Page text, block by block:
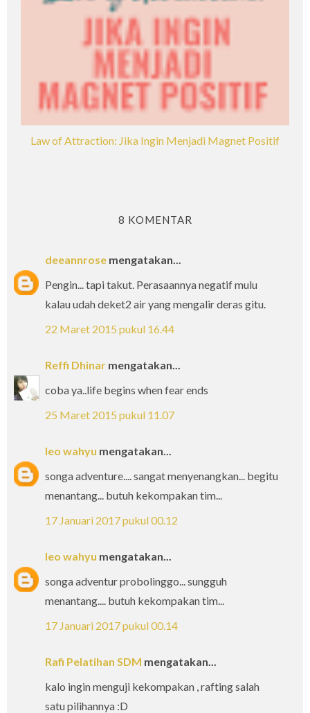
Law of Attraction: Jika Ingin Menjadi Magnet Positif
8 KOMENTAR
deeannrose mengatakan...
Pengin... tapi takut. Perasaannya negatif mulu
kalau udah deket2 air yang mengalir deras gitu.
22 Maret 2015 pukul 16.44
Reffi Dhinar mengatakan...
coba ya..life begins when fear ends
25 Maret 2015 pukul 11.07
leo wahyu mengatakan...
songa adventure.... sangat menyenangkan... begitu
menantang... butuh kekompakan tim...
17 Januari 2017 pukul 00.12
leo wahyu mengatakan...
songa adventur probolinggo... sungguh
menantang.... butuh kekompakan tim...
17 Januari 2017 pukul 00.14
Rafi Pelatihan SDM mengatakan...
kalo ingin menguji kekompakan , rafting salah
satu pilihannya :D